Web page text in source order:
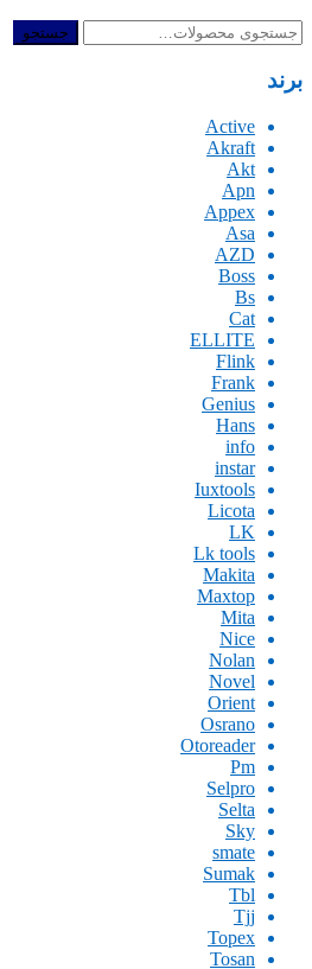
جستجو
جستجو
برند
Active
Akraft
Akt
Apn
Appex
Asa
AZD
Boss
Bs
Cat
ELLITE
Flink
Frank
Genius
Hans
info
instar
Iuxtools
Licota
LK
Lk tools
Makita
Maxtop
Mita
Nice
Nolan
Novel
Orient
Osrano
Otoreader
Pm
Selpro
Selta
Sky
smate
Sumak
Tbl
Tjj
Topex
Tosan